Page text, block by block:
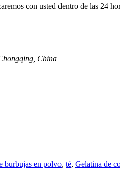
con usted dentro de las 24
China
burbujas en polvo, té, Gelatina de